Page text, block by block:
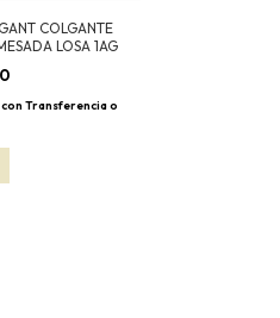
COLGANTE
LOSA 1AG
con Transferencia o